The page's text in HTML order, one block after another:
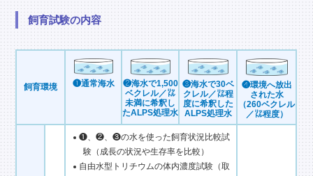
飼育試験の内容
飼育環境 ❶通常海水
❷海水で1,500
ベクレル／㍑
未満に希釈し
たALPS処理水
❸海水で30ベ
クレル／㍑程
度に希釈した
ALPS処理水
❹環境へ放出
された水
（260ベクレル
／㍑程度）
❶、❷、❸の水を使った飼育状況比較試
験（成長の状況や生存率を比較）
自由水型トリチウムの体内濃度試験（取